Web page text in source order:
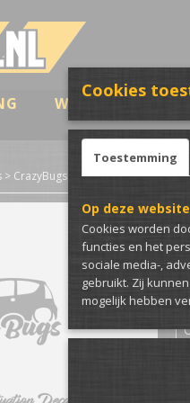
WRAP &
> CrazyBugs sticker met auto
Cookies
Toestemming
Op deze
Cookies worden
functies en het
sociale media-,
gebruikt. Zij
mogelijk hebben